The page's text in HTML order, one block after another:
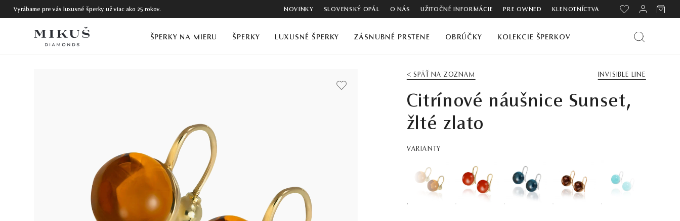
Vyrábame pre vás luxusné šperky už viac ako 25 rokov. NOVINKY SLOVENSKÝ OPÁL O NÁS UŽITOČNÉ INFORMÁCIE PRE OWNED KLENOTNÍCTVA
ŠPERKY NA MIERU ŠPERKY LUXUSNÉ ŠPERKY ZÁSNUBNÉ PRSTENE OBRÚČKY KOLEKCIE ŠPERKOV
< SPÄŤ NA ZOZNAM INVISIBLE LINE
Citrínové náušnice Sunset,
žlté zlato
VARIANTY